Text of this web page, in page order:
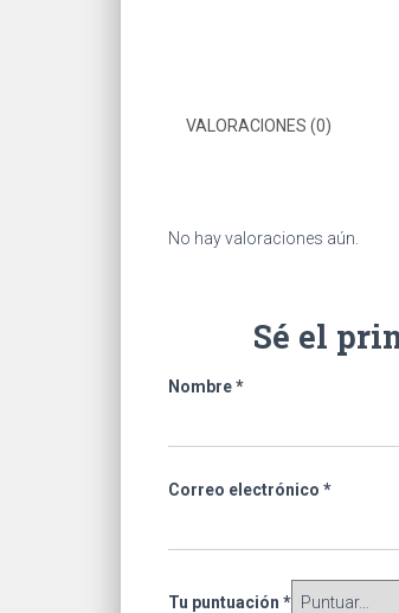
VALORACIONES (0)
No hay valoraciones aún.
Sé el
Nombre*
Correo electrónico *
Tu puntuación *